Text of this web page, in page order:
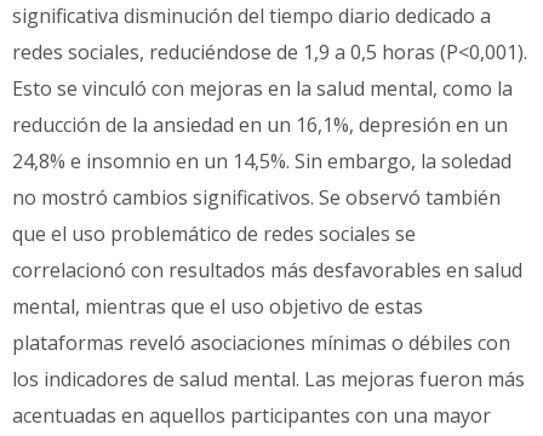
significativa disminución del tiempo diario dedicado a
redes sociales, reduciéndose de 1,9 a 0,5 horas (P<0,001).
Esto se vinculó con mejoras en la salud mental, como la
reducción de la ansiedad en un 16,1%, depresión en un
24,8% e insomnio en un 14,5%. Sin embargo, la soledad
no mostró cambios significativos. Se observó también
que el uso problemático de redes sociales se
correlacionó con resultados más desfavorables en salud
mental, mientras que el uso objetivo de estas
plataformas reveló asociaciones mínimas o débiles con
los indicadores de salud mental. Las mejoras fueron más
acentuadas en aquellos participantes con una mayor